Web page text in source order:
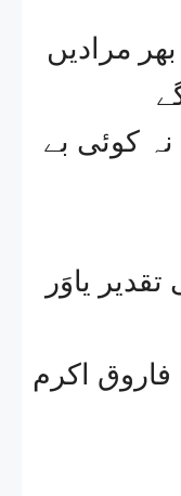
مرادیں
کوئی بے
یاوَر
فاروق اکرم